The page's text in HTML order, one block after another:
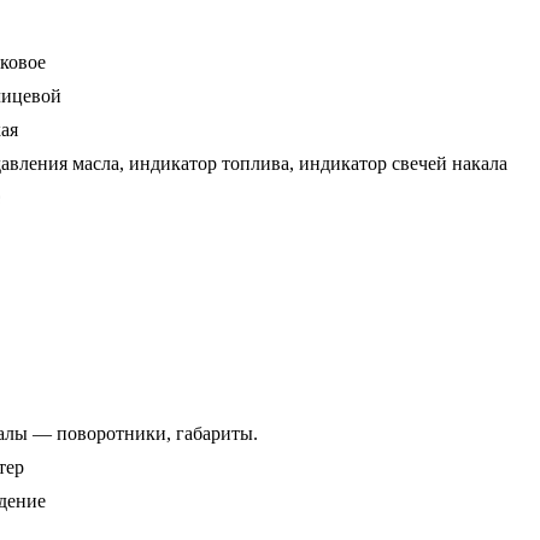
масла, индикатор топлива, индикатор свечей накала
— поворотники, габариты.